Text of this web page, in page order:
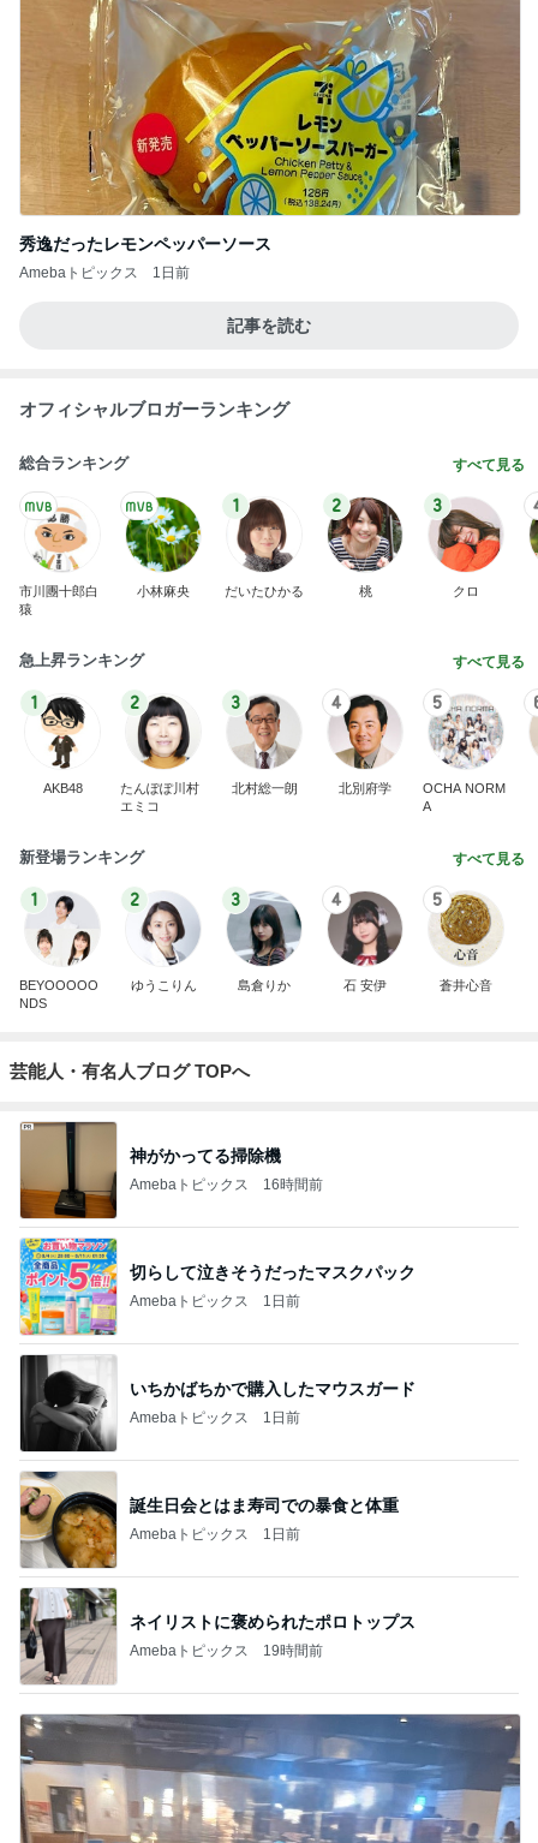
秀逸だったレモンペッパーソース
Amebaトピックス 1日前
記事を読む
オフィシャルブロガーランキング
総合ランキング すべて見る
市川團十郎白
猿
小林麻央
1
だいたひかる
2
桃
3
クロ
急上昇ランキング すべて見る
1
AKB48
2
たんぽぽ川村
エミコ
3
北村総一朗
4
北別府学
5
OCHA NORM
A
新登場ランキング すべて見る
1
BEYOOOOO
NDS
2
ゆうこりん
3
島倉りか
4
石 安伊
5
蒼井心音
芸能人・有名人ブログ TOPへ
神がかってる掃除機
Amebaトピックス 16時間前
切らして泣きそうだったマスクパック
Amebaトピックス 1日前
いちかばちかで購入したマウスガード
Amebaトピックス 1日前
誕生日会とはま寿司での暴食と体重
Amebaトピックス 1日前
ネイリストに褒められたポロトップス
Amebaトピックス 19時間前